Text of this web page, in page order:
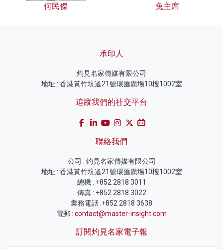
何民傑 兔主席
承印人
灼見名家傳媒有限公司
地址 : 香港黃竹坑道21號環匯廣場10樓1002室
追蹤我們的社交平台
聯絡我們
公司 : 灼見名家傳媒有限公司
地址 : 香港黃竹坑道21號環匯廣場10樓1002室
總機 : +852 2818 3011
傳真 : +852 2818 3022
業務電話 :+852 2818 3638
電郵 : contact@master-insight.com
訂閱灼見名家電子報